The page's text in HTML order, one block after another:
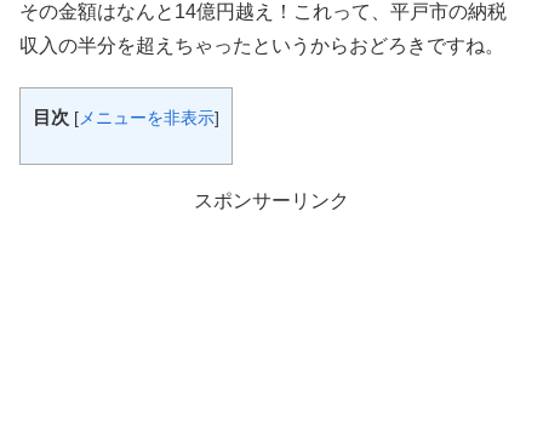
その金額はなんと14億円越え！これって、平戸市の納税
収入の半分を超えちゃったというからおどろきですね。
目次 [ メニューを非表示]
スポンサーリンク